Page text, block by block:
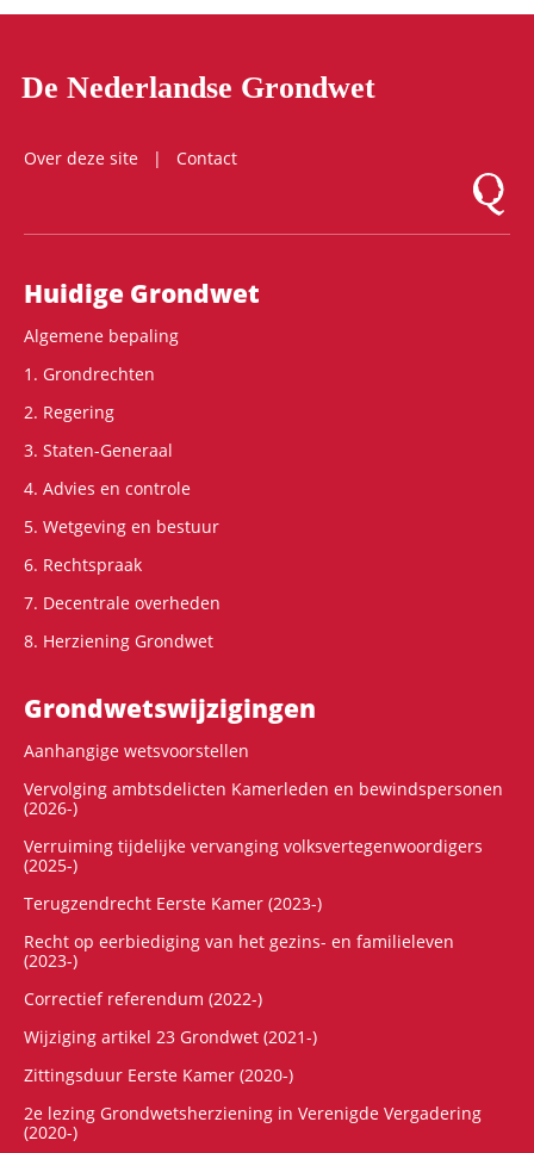
De Nederlandse Grondwet
Over deze site
Contact
Logo
Hoofdnavigatie
Huidige Grondwet
Algemene bepaling
1. Grondrechten
2. Regering
3. Staten-Generaal
4. Advies en controle
5. Wetgeving en bestuur
6. Rechtspraak
7. Decentrale overheden
8. Herziening Grondwet
Grondwets­wijzigingen
Aanhangige wetsvoorstellen
Vervolging ambtsdelicten Kamerleden en bewindspersonen
(2026-)
Verruiming tijdelijke vervanging volksvertegenwoordigers
(2025-)
Terugzendrecht Eerste Kamer (2023-)
Recht op eerbiediging van het gezins- en familieleven
(2023-)
Correctief referendum (2022-)
Wijziging artikel 23 Grondwet (2021-)
Zittingsduur Eerste Kamer (2020-)
2e lezing Grondwetsherziening in Verenigde Vergadering
(2020-)